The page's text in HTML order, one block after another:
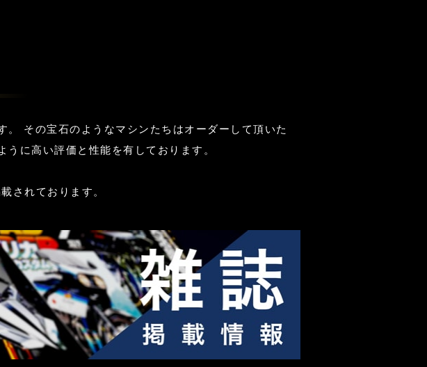
その宝石のようなマシンたちはオーダーして頂いた
に高い評価と性能を有しております。
されております。